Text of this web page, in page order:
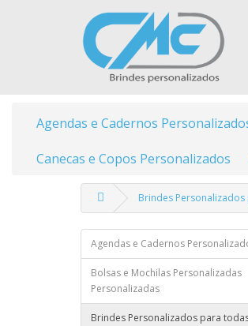
Agendas e Cadernos
Canecas e Copos Personalizados
Brindes
Agendas e Cadernos
Bolsas e Mochilas Personalizadas
Personalizadas
Brindes Personalizados para